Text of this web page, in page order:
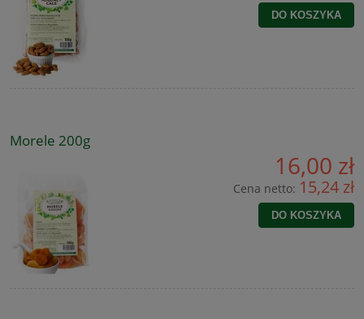
DO KOSZYKA
Morele 200g
16,00 zł
Cena netto: 15,24 zł
DO KOSZYKA